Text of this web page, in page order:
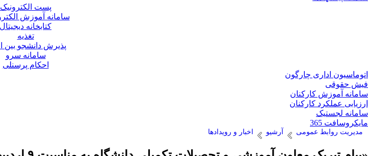
پست الکترونیک
سامانه آموزش
کتابخانه دیجیتال
تغذیه
پذیرش دانشجو بین
سامانه سرو
احکام پرسنلی
اتوماسیون اداری چارگون
فیش حقوقی
سامانه آموزش کارکنان
ارزیابی عملکرد کارکنان
سامانه لجستیک
مایکروسافت 365
مدیریت روابط عمومی آرشیو اخبار و رویدادها